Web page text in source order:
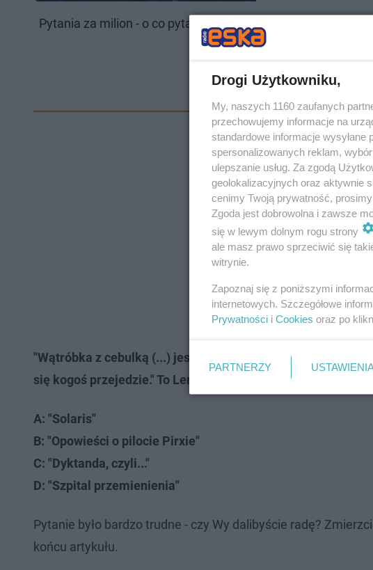
Pytania za milion - o co pytał Hubert Urbański w starej edycji
"Wątróbka z cebulką (...) jest zakąską doskonałą. Aby ją
się kogoś przejedzie." To Lem i...
A: "Solaris"
B: "Opowieści o pilocie Pirxie"
C: "Dyktanda, czyli..."
D: "Szpital przemienienia"
Pytanie było bardzo trudne - czy Wy dalibyście radę?
końcu artykułu.
Drogi Użytkowniku,
My, naszych 1160 zaufanych
przechowujemy informacje na
standardowe informacje
spersonalizowanych reklam,
ulepszanie usług. Za zgodą
geolokalizacyjnych oraz aktywnie
cenimy Twoją prywatność,
Zgoda jest dobrowolna i zawsze
się w lewym dolnym rogu strony
ale masz prawo sprzeciwić się
witrynie.
Zapoznaj się z poniższymi
internetowych. Szczegółowe
Prywatności i Cookies oraz po
PARTNERZY USTAWIENIA